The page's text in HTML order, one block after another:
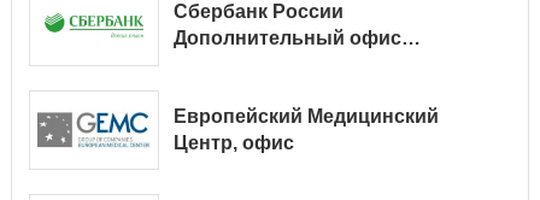
Сбербанк России
Дополнительный офис
Европейский Медицинский
Центр, офис